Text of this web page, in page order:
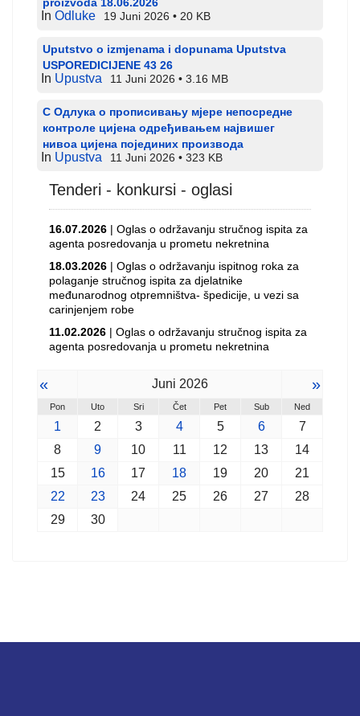
In Odluke 19 Juni 2026 20 KB
Uputstvo o izmjenama i dopunama Uputstva
USPOREDICIJENE 43 26
In Upustva 11 Juni 2026 3.16 MB
С Одлука о прописивању мјере непосредне
контроле цијена одређивањем највишег
нивоа цијена појединих производа
In Upustva 11 Juni 2026 323 KB
Tenderi - konkursi - oglasi
16.07.2026 | Oglas o održavanju stručnog ispita za
agenta posredovanja u prometu nekretnina
18.03.2026 | Oglas o održavanju ispitnog roka za
polaganje stručnog ispita za djelatnike
međunarodnog otpremništva- špedicije, u vezi sa
carinjenjem robe
11.02.2026 | Oglas o održavanju stručnog ispita za
agenta posredovanja u prometu nekretnina
« Juni 2026 »
Pon Uto Sri Čet Pet Sub Ned
1 2 3 4 5 6
7
8
9 10 11 12 13
14
15
16 17 18 19 20
21
22
23 24 25 26 27
28
29
30